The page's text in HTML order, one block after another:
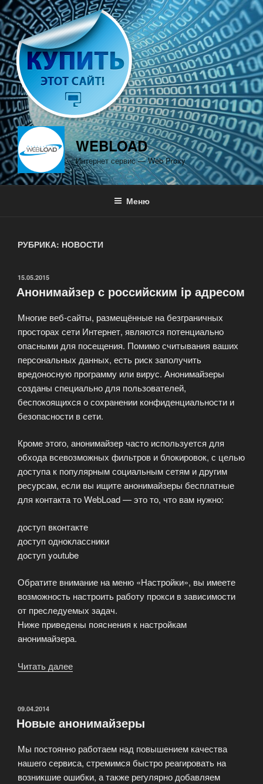
Перейти
к
содержимому
WEBLOAD
Интернет сервис — Web Proxy
Меню
РУБРИКА: НОВОСТИ
ОПУБЛИКОВАНО
15.05.2015
Анонимайзер с российским ip адресом
Многие веб-сайты, размещённые на безграничных
просторах сети Интернет, являются потенциально
опасными для посещения. Помимо считывания ваших
персональных данных, есть риск заполучить
вредоносную программу или вирус. Анонимайзеры
созданы специально для пользователей,
беспокоящихся о сохранении конфиденциальности и
безопасности в сети.
Кроме этого, анонимайзер часто используется для
обхода всевозможных фильтров и блокировок, с целью
доступа к популярным социальным сетям и другим
ресурсам, если вы ищите анонимайзеры бесплатные
для контакта то WebLoad — это то, что вам нужно:
доступ вконтакте
доступ одноклассники
доступ youtube
Обратите внимание на меню «Настройки», вы имеете
возможность настроить работу прокси в зависимости
от преследуемых задач.
Ниже приведены пояснения к настройкам
анонимайзера.
Читать далее
адресом»
ОПУБЛИКОВАНО
09.04.2014
Новые анонимайзеры
Мы постоянно работаем над повышением качества
нашего сервиса, стремимся быстро реагировать на
возникшие ошибки, а также регулярно добавляем